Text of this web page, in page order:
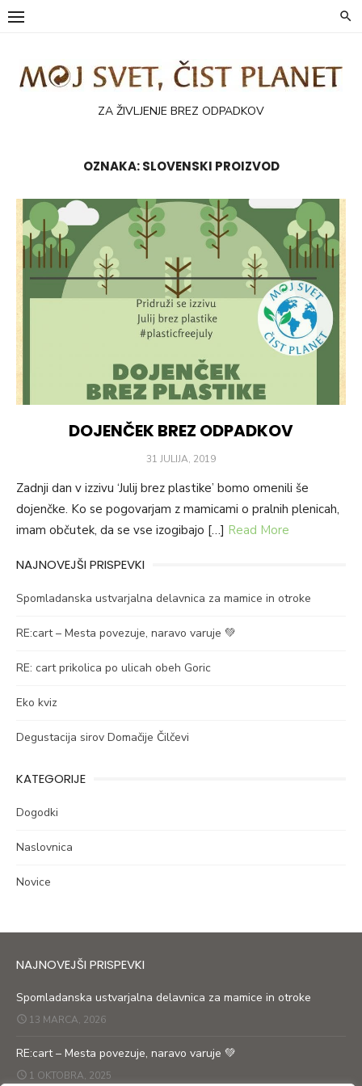
Skip
ZA ŽIVLJENJE BREZ ODPADKOV
OZNAKA:SLOVENSKI PROIZVOD
DOJENČEK BREZ ODPADKOV
POSTED
31 JULIJA, 2019
Zadnji dan v izzivu ‘Julij brez plastike’ bomo omenili še
dojenčke. Ko se pogovarjam z mamicami o pralnih plenicah,
imam občutek, da se vse izogibajo […] Read More
NAJNOVEJŠI PRISPEVKI
Spomladanska ustvarjalna delavnica za mamice in otroke
RE:cart – Mesta povezuje, naravo varuje 💚
RE: cart prikolica po ulicah obeh Goric
Eko kviz
Degustacija sirov Domačije Čilčevi
KATEGORIJE
Dogodki
Naslovnica
Novice
NAJNOVEJŠI PRISPEVKI
Spomladanska ustvarjalna delavnica za mamice in otroke
13 MARCA, 2026
RE:cart – Mesta povezuje, naravo varuje 💚
1 OKTOBRA, 2025